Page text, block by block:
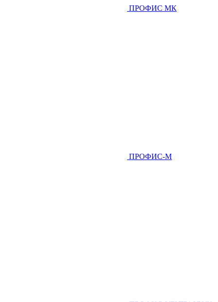
ПРОФИС МК
ПРОФИС-М